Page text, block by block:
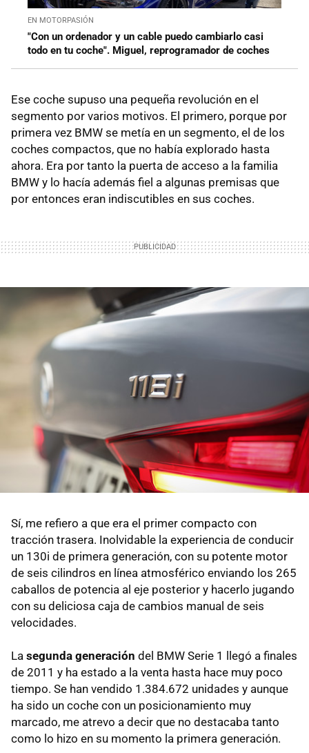
EN MOTORPASIÓN
"Con un ordenador y un cable puedo cambiarlo casi
todo en tu coche". Miguel, reprogramador de coches
Ese coche supuso una pequeña revolución en el
segmento por varios motivos. El primero, porque por
primera vez BMW se metía en un segmento, el de los
coches compactos, que no había explorado hasta
ahora. Era por tanto la puerta de acceso a la familia
BMW y lo hacía además fiel a algunas premisas que
por entonces eran indiscutibles en sus coches.
Sí, me refiero a que era el primer compacto con
tracción trasera. Inolvidable la experiencia de conducir
un 130i de primera generación, con su potente motor
de seis cilindros en línea atmosférico enviando los 265
caballos de potencia al eje posterior y hacerlo jugando
con su deliciosa caja de cambios manual de seis
velocidades.
La segunda generación del BMW Serie 1 llegó a finales
de 2011 y ha estado a la venta hasta hace muy poco
tiempo. Se han vendido 1.384.672 unidades y aunque
ha sido un coche con un posicionamiento muy
marcado, me atrevo a decir que no destacaba tanto
como lo hizo en su momento la primera generación.